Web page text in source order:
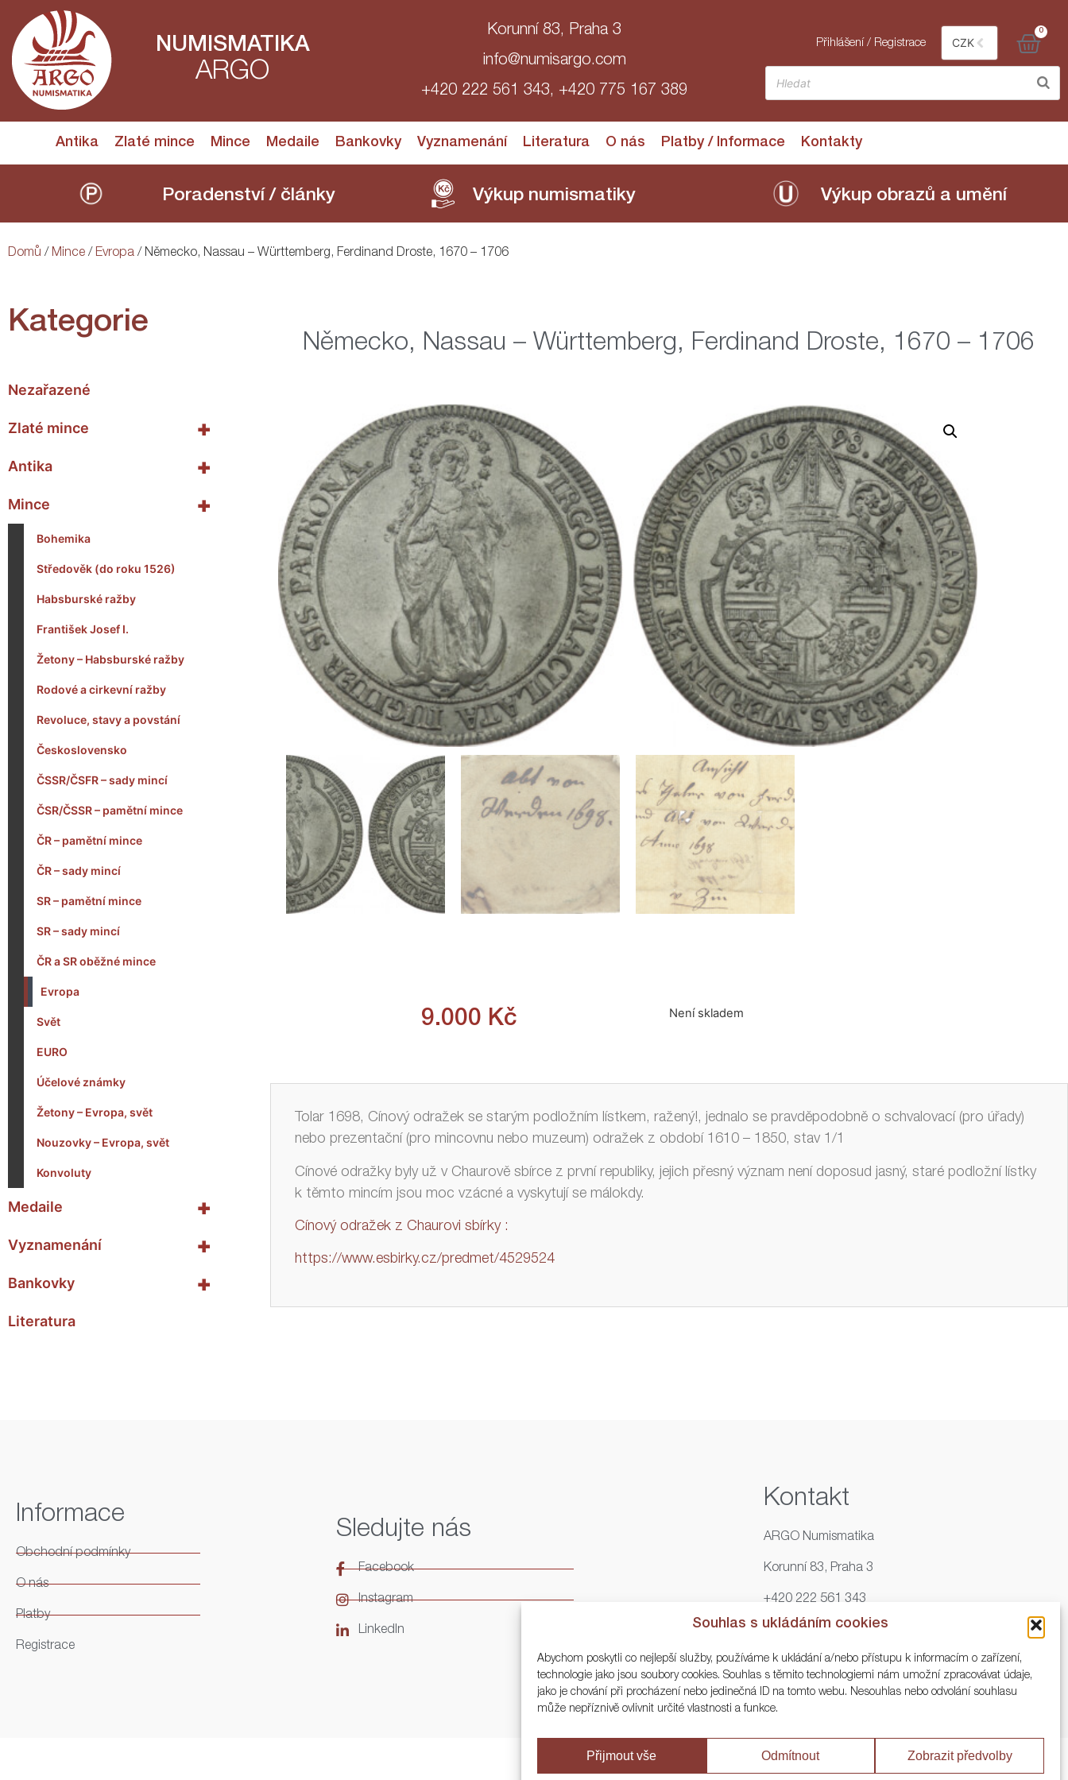
Souhlas s ukládáním cookies
Abychom poskytli co nejlepší služby, používáme k ukládání a/nebo přístupu k informacím o zařízení,
technologie jako jsou soubory cookies. Souhlas s těmito technologiemi nám umožní zpracovávat údaje,
jako je chování při procházení nebo jedinečná ID na tomto webu. Nesouhlas nebo odvolání souhlasu
může nepříznivě ovlivnit určité vlastnosti a funkce.
Přijmout vše Odmítnout Zobrazit předvolby
NUMISMATIKA
ARGO
Korunní 83, Praha 3
info@numisargo.com
+420 222 561 343, +420 775 167 389
Přihlášení / Registrace CZK
0
Antika Zlaté mince Mince Medaile Bankovky Vyznamenání Literatura O nás Platby / Informace Kontakty
Poradenství / články Výkup numismatiky Výkup obrazů a umění
Domů / Mince / Evropa / Německo, Nassau – Württemberg, Ferdinand Droste, 1670 – 1706
Kategorie
Nezařazené
+
Zlaté mince
+
Antika
+
Mince
Bohemika
Středověk (do roku 1526)
Habsburské ražby
František Josef I.
Žetony – Habsburské ražby
Rodové a cirkevní ražby
Revoluce, stavy a povstání
Československo
ČSSR/ČSFR – sady mincí
ČSR/ČSSR – pamětní mince
ČR – pamětní mince
ČR – sady mincí
SR – pamětní mince
SR – sady mincí
ČR a SR oběžné mince
Evropa
Svět
EURO
Účelové známky
Žetony – Evropa, svět
Nouzovky – Evropa, svět
Konvoluty
+
Medaile
+
Vyznamenání
+
Bankovky
Literatura
Německo, Nassau – Württemberg, Ferdinand Droste, 1670 – 1706
9.000 Kč Není skladem
Tolar 1698, Cínový odražek se starým podložním lístkem, ražený!, jednalo se pravděpodobně o schvalovací (pro úřady)
nebo prezentační (pro mincovnu nebo muzeum) odražek z období 1610 – 1850, stav 1/1
Cínové odražky byly už v Chaurově sbírce z první republiky, jejich přesný význam není doposud jasný, staré podložní lístky
k těmto mincím jsou moc vzácné a vyskytují se málokdy.
Cínový odražek z Chaurovi sbírky :
https://www.esbirky.cz/predmet/4529524
Informace
Obchodní podmínky
O nás
Platby
Registrace
Sledujte nás
Facebook
Instagram
LinkedIn
Kontakt
ARGO Numismatika
Korunní 83, Praha 3
+420 222 561 343
+420 773 025 117
info@numisargo.com